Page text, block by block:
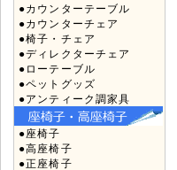
●カウンターテーブル
●カウンターチェア
●椅子・チェア
●ディレクターチェア
●ローテーブル
●ペットグッズ
●アンティーク調家具
●座椅子
●高座椅子
●正座椅子